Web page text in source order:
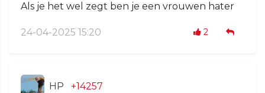
Als je het wel zegt ben je een vrouwen hater
24-04-2025 15:20 2
HP +14257